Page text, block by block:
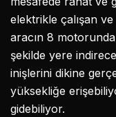
elektrikle çalışan
aracın 8
şekilde yere
inişlerini dikine
yüksekliğe
gidebiliyor.